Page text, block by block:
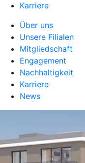
Karriere
Über uns
Unsere Filialen
Mitgliedschaft
Engagement
Nachhaltigkeit
Karriere
News